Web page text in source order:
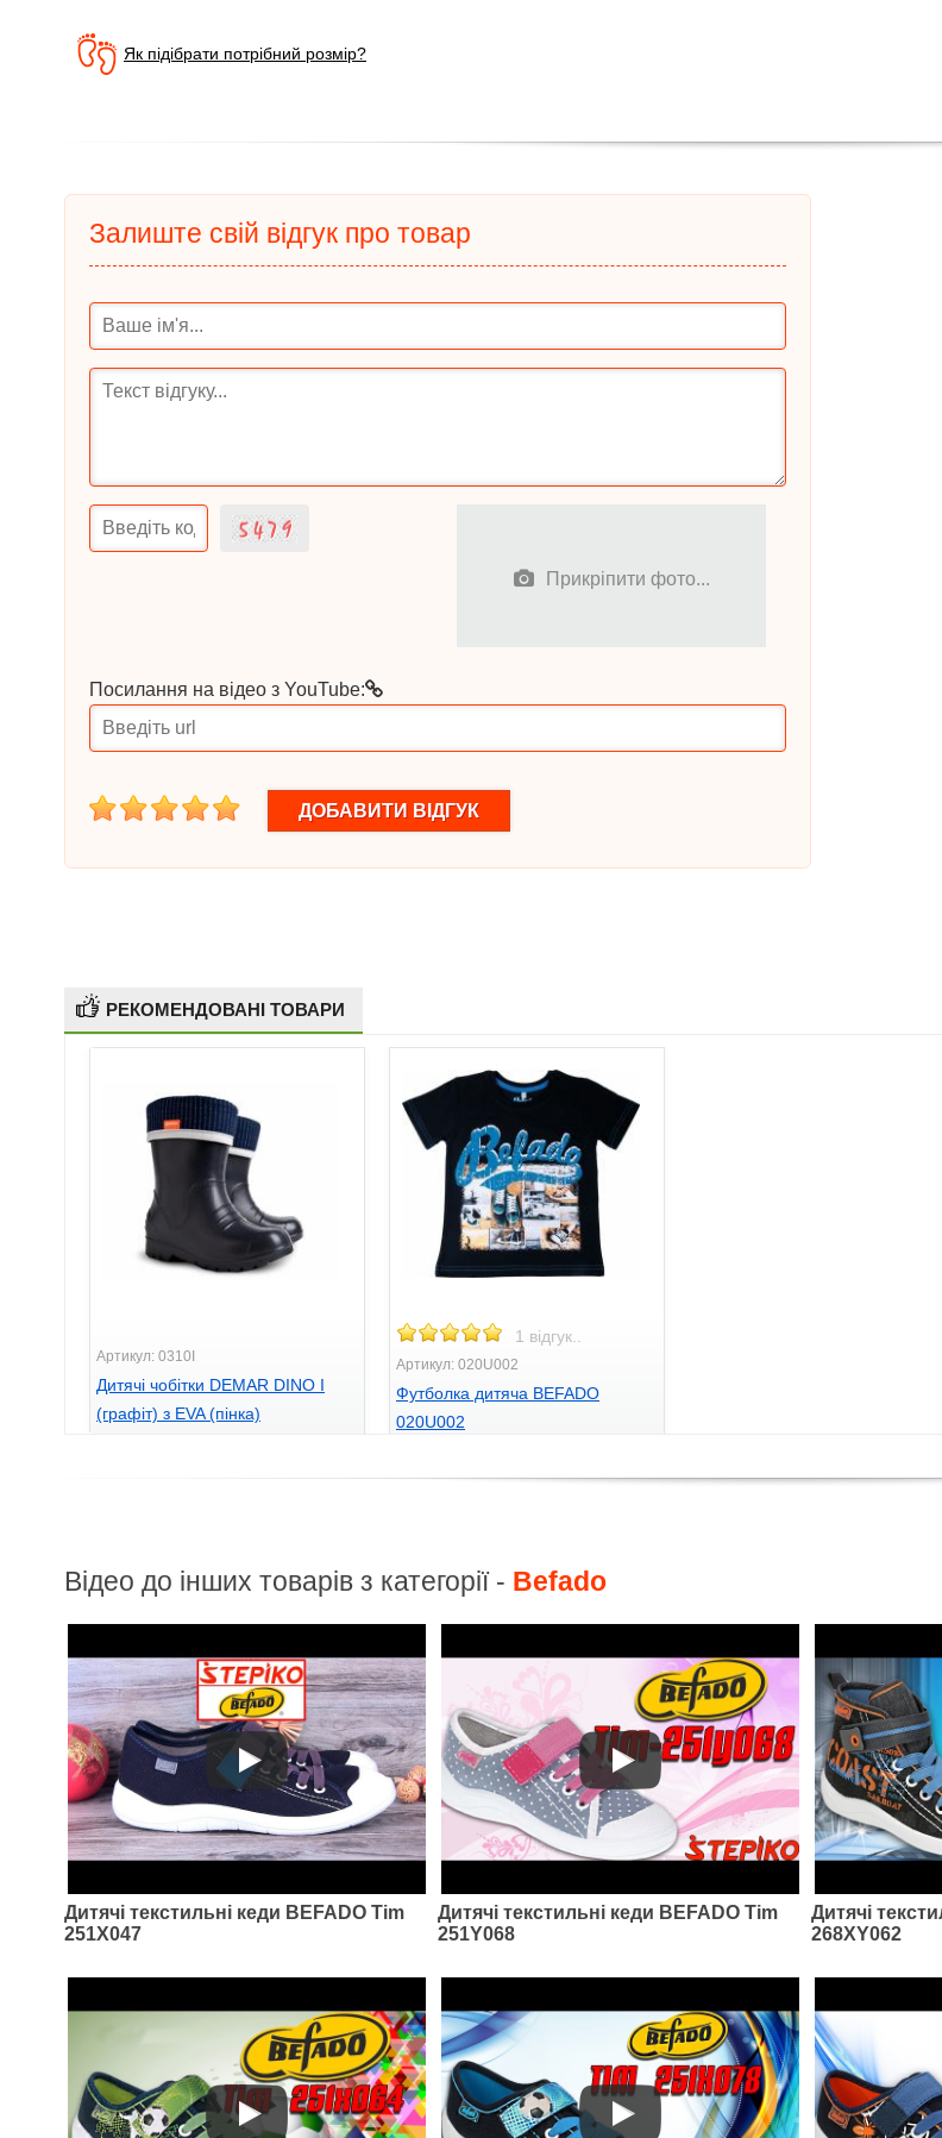
Як підібрати потрібний розмір?
Залиште свій відгук про товар
Прикріпити фото...
Посилання на відео з YouTube:
1 2 3 4 5
РЕКОМЕНДОВАНІ ТОВАРИ
Артикул: 0310I
Дитячі чобітки DEMAR DINO I
(графіт) з EVA (пінка)
1 відгук..
Артикул: 020U002
Футболка дитяча BEFADO
020U002
198грн.
Відео до інших товарів з категорії - Befado
Дитячі текстильні кеди BEFADO Tim
251X047
Дитячі текстильні кеди BEFADO Tim
251Y068
Дитячі
268XY062